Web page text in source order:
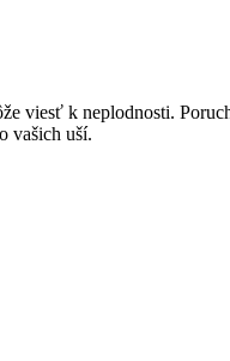
viesť k neplodnosti.
vašich uší.